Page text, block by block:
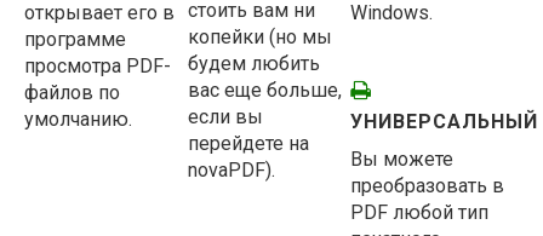
открывает его в
программе
просмотра PDF-
файлов по
умолчанию.
стоить вам ни
копейки (но мы
будем любить
вас еще больше,
если вы
перейдете на
novaPDF).
Windows.
УНИВЕРСАЛЬНЫЙ
Вы можете
преобразовать в
PDF любой тип